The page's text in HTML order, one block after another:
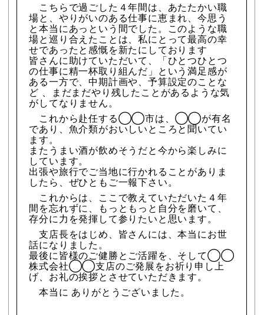
こちらで過ごした４年間は、あたたかい職
場と、やりがいのある仕事に恵まれ、今思う
と本当にあっという間でした。このような職
場と巡り合えたことは、私にとって最高の幸
せであったと感慨を新たにしております
皆さんに助けていただいて、「ひとつひとつ
の仕事に精一杯取り組んだ」という満足感が
ある一方で、中期計画や、予算設定のことな
ど 、まだまだやり残したことがあるような気
がしてなりません。
これから赴任する◯◯市は、◯◯が有名
であり、魚介類がおいしいところと聞いてい
ます。
またうまい酒が飲めそうだと今から楽しみに
しています。
出張や旅行でご当地に行かれることがありま
したら、ぜひともご一報下さい。
これからは、ここで教えていただいた４年
間を忘れずに、もっともっと自分を磨いて、
存分に力を発揮して参りたいと思います。
支店長をはじめ、皆さんには、本当にお世
話になりました。
最後に皆様のご健勝とご活躍を、そして◯◯
株式会社◯◯支店のご発展をお祈り申し上
げ、お礼の挨拶とさせていただきます。
本当に ありがとうございました。